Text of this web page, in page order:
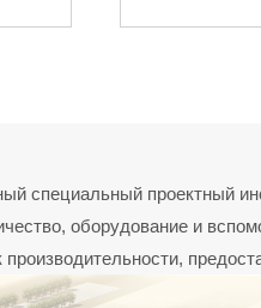
специальный проектный
оборудование и